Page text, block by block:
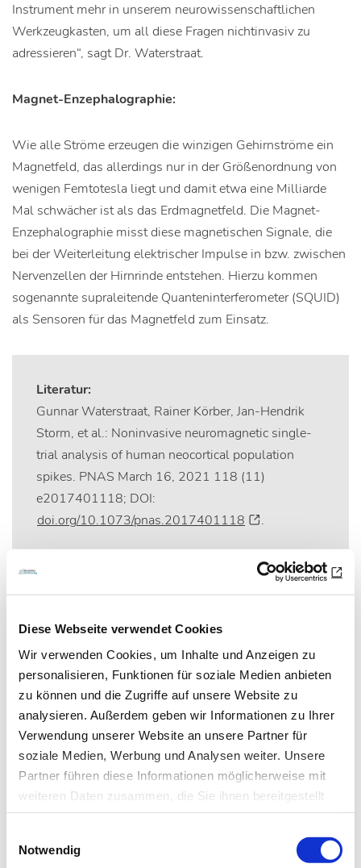
Diese Webseite verwendet Cookies
Wir verwenden Cookies, um Inhalte und Anzeigen zu
personalisieren, Funktionen für soziale Medien anbieten
zu können und die Zugriffe auf unsere Website zu
analysieren. Außerdem geben wir Informationen zu Ihrer
Verwendung unserer Website an unsere Partner für
soziale Medien, Werbung und Analysen weiter. Unsere
Partner führen diese Informationen möglicherweise mit
weiteren Daten zusammen, die Sie ihnen bereitgestellt
haben oder die sie im Rahmen Ihrer Nutzung der Dienste
Notwendig
Newsletter­anmeldung
Instrument mehr in unserem neurowissenschaftlichen
Werkzeugkasten, um all diese Fragen nichtinvasiv zu
adressieren“, sagt Dr. Waterstraat.
Magnet-Enzephalographie:
Wie alle Ströme erzeugen die winzigen Gehirnströme ein
Magnetfeld, das allerdings nur in der Größenordnung von
wenigen Femtotesla liegt und damit etwa eine Milliarde
Mal schwächer ist als das Erdmagnetfeld. Die Magnet-
Enzephalographie misst diese magnetischen Signale, die
bei der Weiterleitung elektrischer Impulse in bzw. zwischen
Nervenzellen der Hirnrinde entstehen. Hierzu kommen
sogenannte supraleitende Quanteninterferometer (SQUID)
als Sensoren für das Magnetfeld zum Einsatz.
Literatur:
Gunnar Waterstraat, Rainer Körber, Jan-Hendrik
Storm, et al.: Noninvasive neuromagnetic single-
trial analysis of human neocortical population
spikes. PNAS March 16, 2021 118 (11)
e2017401118; DOI:
doi.org/10.1073/pnas.2017401118
.
Artikel teilen
Zur Übersicht